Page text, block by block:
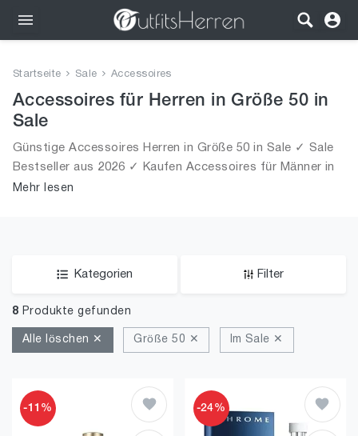
Bekleidung
Schuhe
Startseite Sale Accessoires
Accessoires für Herren in Größe 50 in
Sale
Günstige Accessoires Herren in Größe 50 in Sale ✓ Sale
Bestseller aus 2026 ✓ Kaufen Accessoires für Männer in
Größe 50 in Sale!
Mehr lesen
Kategorien Filter
8 Produkte gefunden
Alle löschen ✕ Größe 50 ✕ Im Sale ✕
-11% -24%